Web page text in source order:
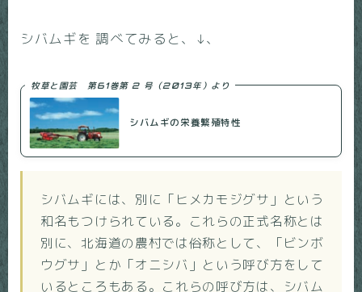
シバムギを 調べてみると、↓、
牧草と園芸 第61巻第 2 号（2013年）より
シバムギの栄養繁殖特性
シバムギには、別に「ヒメカモジグサ」という
和名もつけられている。これらの正式名称とは
別に、北海道の農村では俗称として、「ビンボ
ウグサ」とか「オニシバ」という呼び方をして
いるところもある。これらの呼び方は、シバム